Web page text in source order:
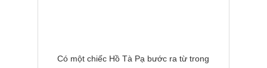
Có một chiếc Hồ Tà Pạ bước ra từ trong